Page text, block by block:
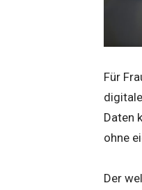
Für
Daten
ohne
Der